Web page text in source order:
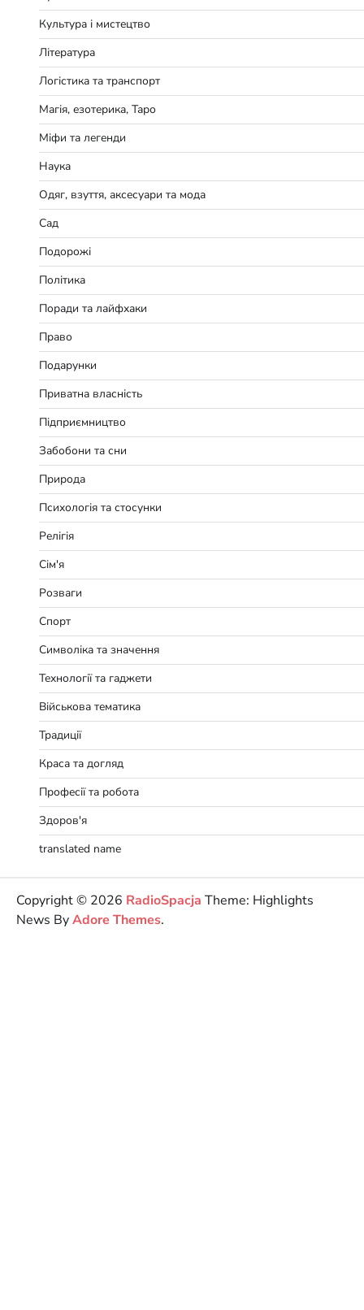
Культура і мистецтво
Література
Логістика та транспорт
Магія, езотерика, Таро
Міфи та легенди
Наука
Одяг, взуття, аксесуари та мода
Сад
Подорожі
Політика
Поради та лайфхаки
Право
Подарунки
Приватна власність
Підприємництво
Забобони та сни
Природа
Психологія та стосунки
Релігія
Сім'я
Розваги
Спорт
Символіка та значення
Технології та гаджети
Військова тематика
Традиції
Краса та догляд
Професії та робота
Здоров'я
translated name
Copyright © 2026 RadioSpacja Theme: Highlights
News ByAdore Themes.